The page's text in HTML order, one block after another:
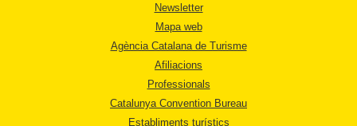
Newsletter
Mapa web
Agència Catalana de Turisme
Afiliacions
Professionals
Catalunya Convention Bureau
Establiments turístics